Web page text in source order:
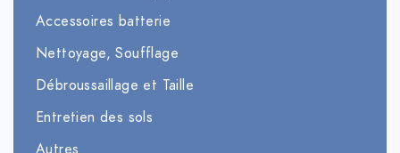
Accessoires batterie
Nettoyage, Soufflage
Débroussaillage et Taille
Entretien des sols